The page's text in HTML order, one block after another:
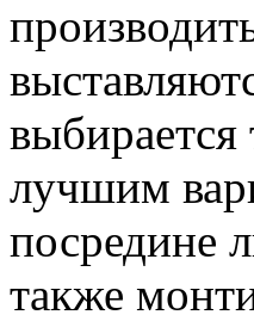
выбирается
лучшим
посредине
также